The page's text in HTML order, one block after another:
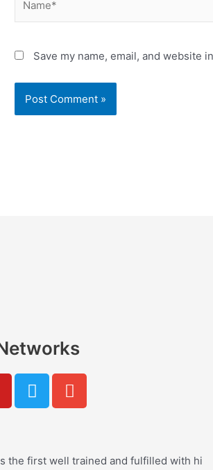
Save my name, email, and website
T
w
E
n
the first well trained and fulfilled with hi